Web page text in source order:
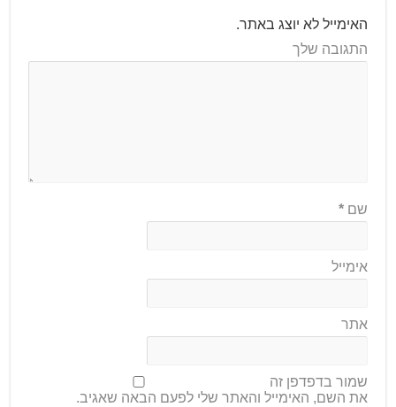
האימייל לא יוצג באתר.
התגובה שלך
שם*
אימייל
אתר
שמור בדפדפן זה
את השם, האימייל והאתר שלי לפעם הבאה שאגיב.